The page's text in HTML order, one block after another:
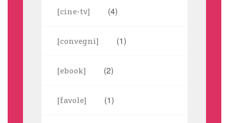
[cine-tv] (4)
[convegni] (1)
[ebook] (2)
[favole] (1)